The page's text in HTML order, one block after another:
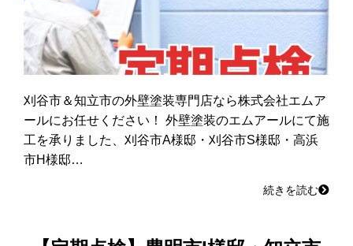
刈谷市＆知立市の外壁塗装専門店なら株式会社エムア
ールにお任せください！ 外壁塗装のエムアールにて施
工を承りました、刈谷市A様邸・刈谷市S様邸・高浜
市H様邸…
続きを読む